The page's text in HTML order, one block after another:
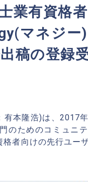
業有資格
マネジー
稿の登録
本隆浩)は、2017
のためのコミュニ
者向けの先行ユー